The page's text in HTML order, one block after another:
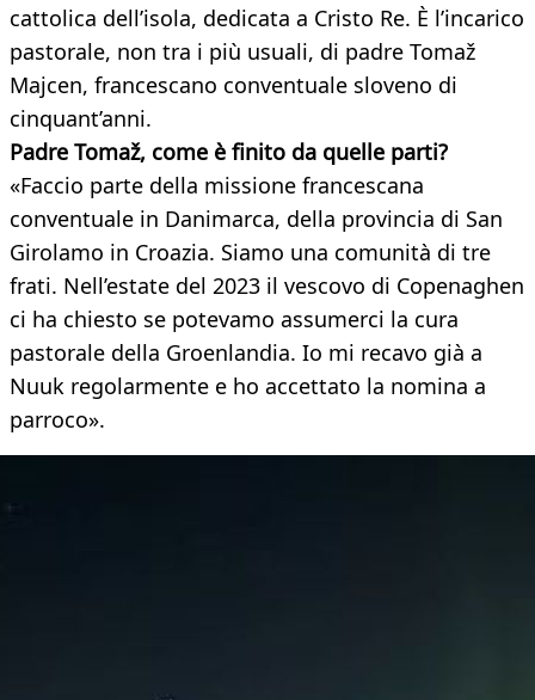
cattolica dell’isola, dedicata a Cristo Re. È l’incarico
pastorale, non tra i più usuali, di padre Tomaž
Majcen, francescano conventuale sloveno di
cinquant’anni.
Padre Tomaž, come è finito da quelle parti?
«Faccio parte della missione francescana
conventuale in Danimarca, della provincia di San
Girolamo in Croazia. Siamo una comunità di tre
frati. Nell’estate del 2023 il vescovo di Copenaghen
ci ha chiesto se potevamo assumerci la cura
pastorale della Groenlandia. Io mi recavo già a
Nuuk regolarmente e ho accettato la nomina a
parroco».